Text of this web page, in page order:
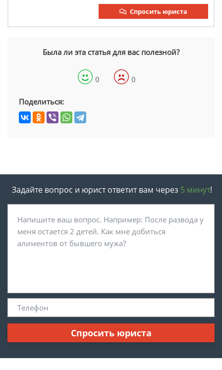
Спросить юриста
Была ли эта статья для вас полезной?
0 0
Поделиться:
Задайте вопрос и юрист ответит вам через 5 минут!
Спросить юриста